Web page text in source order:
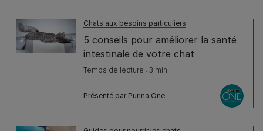
Chats aux besoins particuliers
5 conseils pour améliorer la santé
intestinale de votre chat
Temps de lecture : 3 min
Présenté par Purina One